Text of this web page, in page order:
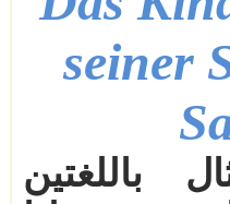
seiner
باللغتين